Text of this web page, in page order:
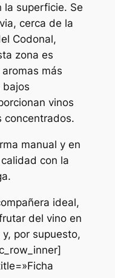
la superficie. Se
cerca de la
Codonal,
zona es
más
bajos
vinos
concentrados.
manual y en
con la
ideal,
del vino en
por supuesto,